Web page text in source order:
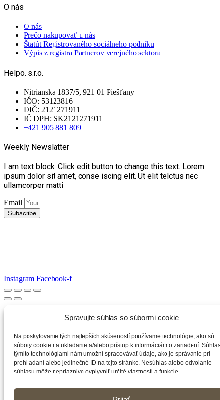
Spravujte súhlas so súbormi cookie
Na poskytovanie tých najlepších skúseností používame technológie, ako sú
súbory cookie na ukladanie a/alebo prístup k informáciám o zariadení.
týmito technológiami nám umožní spracovávať údaje, ako je správanie pri
prehliadaní alebo jedinečné ID na tejto stránke. Nesúhlas alebo odvolanie
súhlasu môže nepriaznivo ovplyvniť určité vlastnosti a funkcie.
O nás
O nás
Prečo nakupovať u nás
Štatút Registrovaného sociálneho podniku
Výpis z registra Partnerov verejného sektora
Helpo. s.r.o.
Nitrianska 1837/5, 921 01 Piešťany
IČO: 53123816
DIČ: 2121271911
IČ DPH: SK2121271911
+421 905 881 809
Weekly Newslatter
I am text block. Click edit button to change this text. Lorem
ipsum dolor sit amet, conse iscing elit. Ut elit telctus nec
ullamcorper matti
Email
Subscribe
Instagram Facebook-f